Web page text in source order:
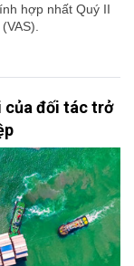
hợp nhất Quý II
của đối tác trở